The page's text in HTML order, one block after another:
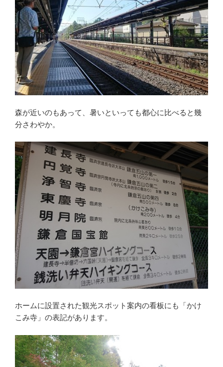
森が近いのもあって、暑いといっても都心に比べると幾
分さわやか。
ホームに設置された観光スポット案内の看板にも「かけ
こみ寺」の表記があります。